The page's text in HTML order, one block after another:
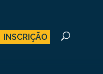
INSCRIÇÃO